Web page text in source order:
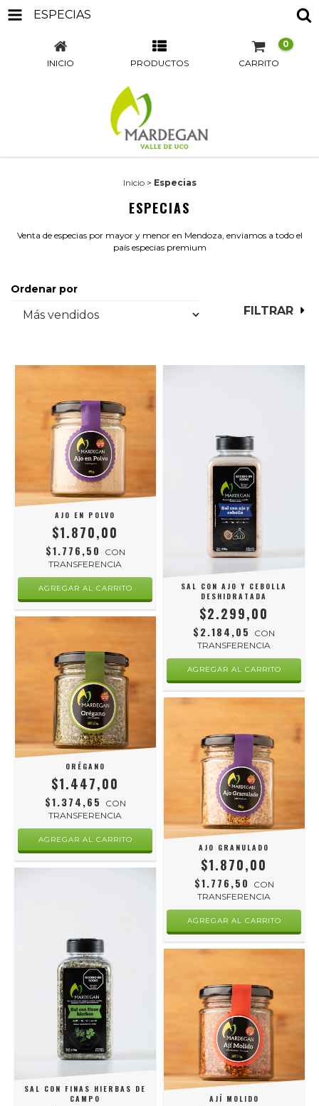
ESPECIAS
INICIO PRODUCTOS CARRITO
0
Inicio > Especias
ESPECIAS
Venta de especias por mayor y menor en Mendoza, enviamos a todo el
país especias premium
Ordenar por
FILTRAR
AJO EN POLVO
$1.870,00
$1.776,50
CON
TRANSFERENCIA
SAL CON AJO Y CEBOLLA
DESHIDRATADA
$2.299,00
$2.184,05
CON
TRANSFERENCIA
ORÉGANO
$1.447,00
$1.374,65
CON
TRANSFERENCIA
AJO GRANULADO
$1.870,00
$1.776,50
CON
TRANSFERENCIA
SAL CON FINAS HIERBAS DE
CAMPO
AJÍ MOLIDO